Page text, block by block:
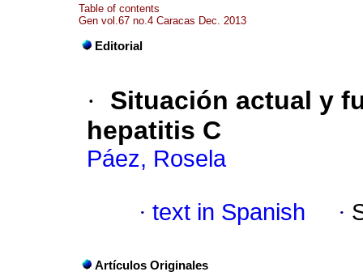
Table of contents
Gen vol.67 no.4 Caracas Dec. 2013
Editorial
·
Situación actual y
hepatitis C
Páez, Rosela
· text in Spanish ·
Artículos Originales